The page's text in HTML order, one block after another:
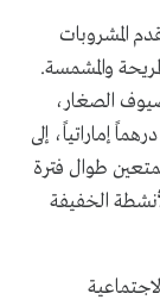
المشروبات
والمشمسة.
الصغار،
حيث تتوفر قائمة مخصصة للأطفال بسعر 185 درهماً إماراتياً، إلى
طوال فترة
الخفيفة